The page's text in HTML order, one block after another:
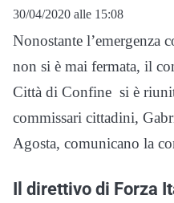
30/04/2020 alle 15:08
Nonostante l’emergenza
non si è mai fermata, il
Città di Confine si è
commissari cittadini,
Agosta, comunicano la
Il direttivo di Forza